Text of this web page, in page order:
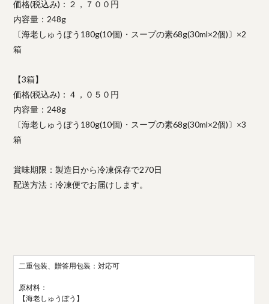
価格(税込み)：２，７００円
内容量：248g
〔海老しゅうぼう180g(10個)・スープの素68g(30ml×2個)〕×2
箱
【3箱】
価格(税込み)：４，０５０円
内容量：248g
〔海老しゅうぼう180g(10個)・スープの素68g(30ml×2個)〕×3
箱
賞味期限：製造日から冷凍保存で270日
配送方法：冷凍便でお届けします。
二重包装、贈答用包装：対応可
原材料：
【海老しゅうぼう】